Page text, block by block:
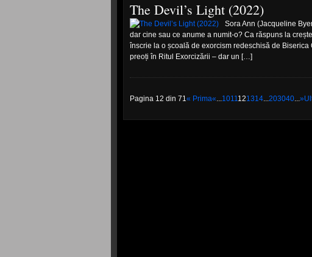
The Devil’s Light (2022)
Sora Ann (Jacqueline
dar cine sau ce anume a numit-o? Ca răspuns la
înscrie la o școală de exorcism redeschisă de
preoți în Ritul Exorcizării – dar un […]
Pagina 12 din 71« Prima«...1011121314...203040...»